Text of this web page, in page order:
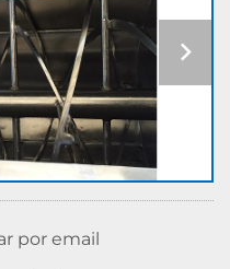
por email